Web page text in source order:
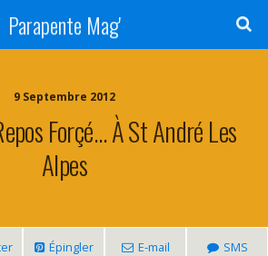
Parapente Mag'
9 Septembre 2012
Forçé… À St André Les
Alpes
Épingler E-mail SMS